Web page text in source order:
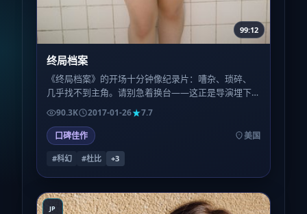
99:12
终局档案
《终局档案》的开场十分钟像纪录片：嘈杂、琐碎、
几乎找不到主角。请别急着换台——这正是导演埋下
的呼吸节奏，为的是让中段的爆发显得不可避免而非
廉价。
90.3K 2017-01-26
7.7
口碑佳作
美国
#科幻 #杜比 +3
JP